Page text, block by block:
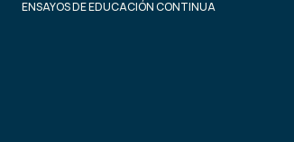
ENSAYOS DE EDUCACIÓN CONTINUA